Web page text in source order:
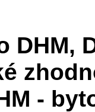
DHM,
-